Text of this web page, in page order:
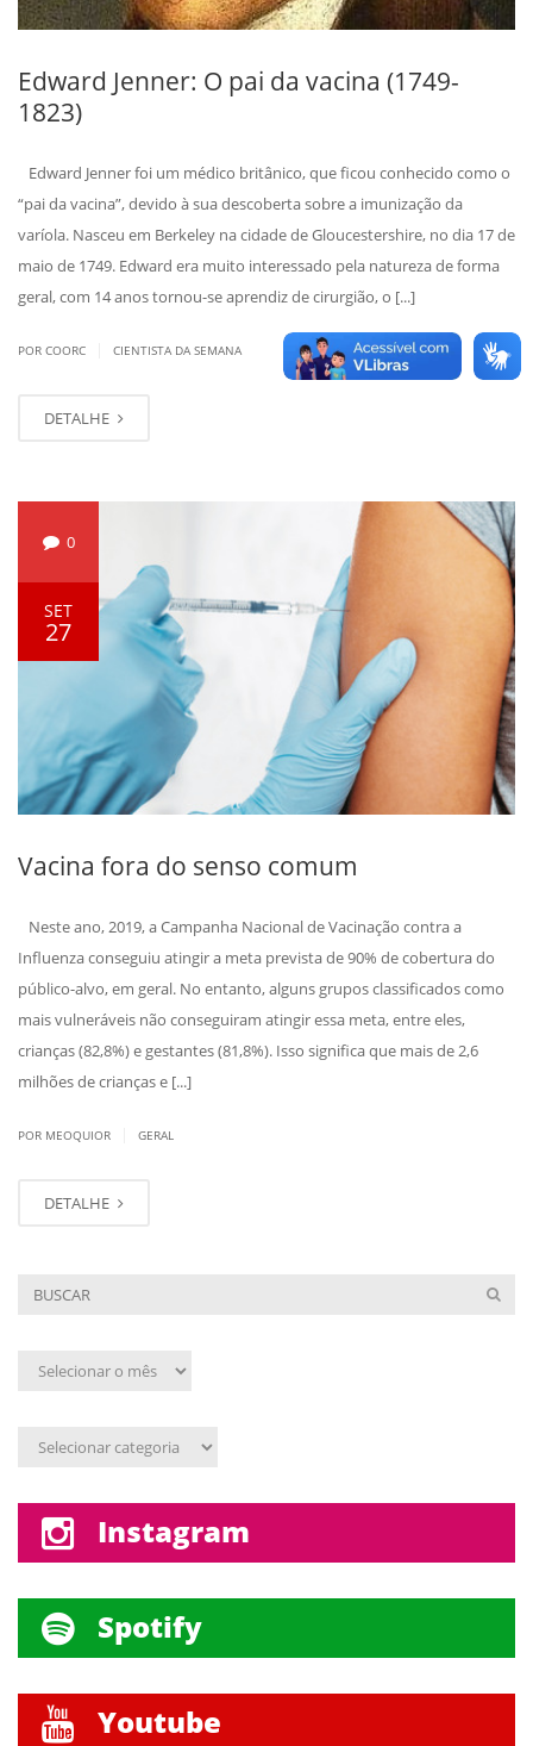
Edward Jenner: O pai da vacina (1749-
1823)
Edward Jenner foi um médico britânico, que ficou conhecido como o
“pai da vacina”, devido à sua descoberta sobre a imunização da
varíola. Nasceu em Berkeley na cidade de Gloucestershire, no dia 17 de
maio de 1749. Edward era muito interessado pela natureza de forma
geral, com 14 anos tornou-se aprendiz de cirurgião, o [...]
POR COORC CIENTISTA DA SEMANA
DETALHE
0
SET
27
Vacina fora do senso comum
Neste ano, 2019, a Campanha Nacional de Vacinação contra a
Influenza conseguiu atingir a meta prevista de 90% de cobertura do
público-alvo, em geral. No entanto, alguns grupos classificados como
mais vulneráveis não conseguiram atingir essa meta, entre eles,
crianças (82,8%) e gestantes (81,8%). Isso significa que mais de 2,6
milhões de crianças e [...]
POR MEOQUIOR GERAL
DETALHE
Arquivo
Assunto
Instagram
Spotify
Youtube